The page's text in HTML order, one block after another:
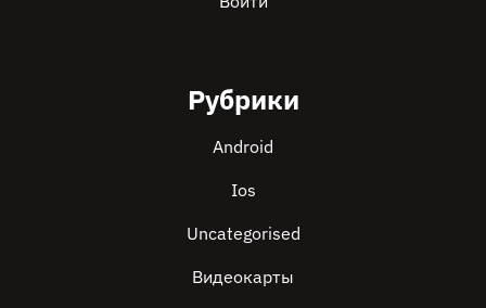
Рубрики
Android
Ios
Uncategorised
Видеокарты